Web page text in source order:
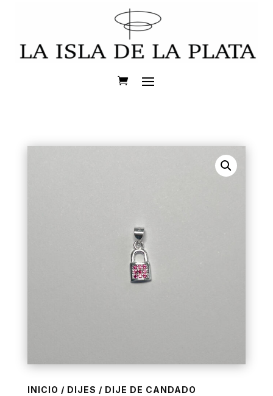
INICIO / DIJES / DIJE DE CANDADO